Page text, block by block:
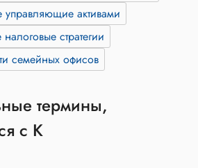
управляющие активами
стратегии
семейных офисов
термины,
с К